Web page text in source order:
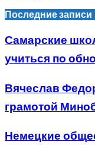
Последние записи
Самарские
учиться по
Вячеслав
грамотой
Немецкие